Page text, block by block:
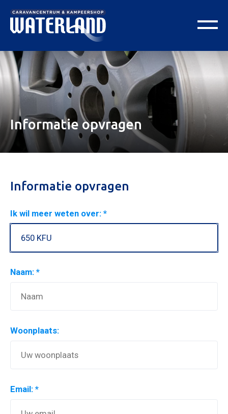
Informatie opvragen
Informatie opvragen
Ik wil meer weten over: *
Naam: *
Woonplaats:
Email: *